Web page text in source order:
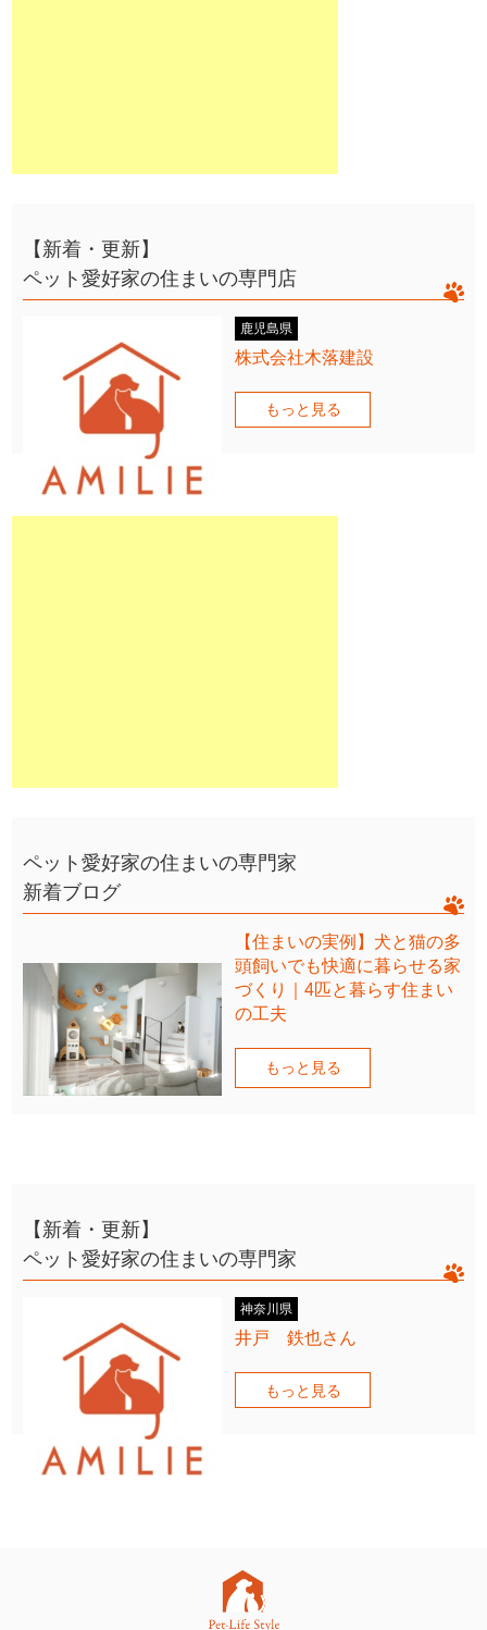
【新着・更新】
ペット愛好家の住まいの専門店
鹿児島県
株式会社木落建設
もっと見る
ペット愛好家の住まいの専門家
新着ブログ
【住まいの実例】犬と猫の多
頭飼いでも快適に暮らせる家
づくり｜4匹と暮らす住まい
の工夫
もっと見る
【新着・更新】
ペット愛好家の住まいの専門家
神奈川県
井戸 鉄也さん
もっと見る